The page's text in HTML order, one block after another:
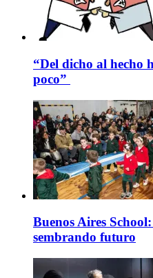
“Del dicho al hecho
poco”
Buenos Aires
sembrando futuro